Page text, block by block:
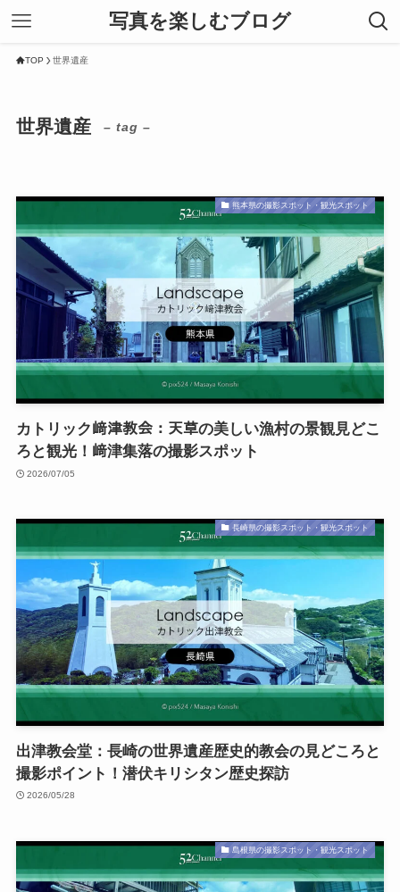
写真を楽しむブログ
TOP 世界遺産
世界遺産 – tag –
熊本県の撮影スポット・観光スポット
カトリック﨑津教会：天草の美しい漁村の景観見どこ
ろと観光！﨑津集落の撮影スポット
2026/07/05
長崎県の撮影スポット・観光スポット
出津教会堂：長崎の世界遺産歴史的教会の見どころと
撮影ポイント！潜伏キリシタン歴史探訪
2026/05/28
島根県の撮影スポット・観光スポット